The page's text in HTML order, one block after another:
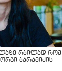
რბი­ლად რომ
ბარამიძის